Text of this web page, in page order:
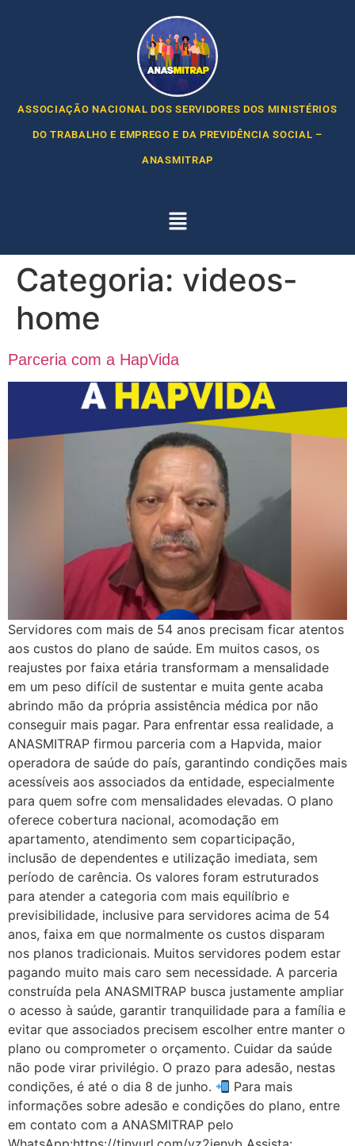
ASSOCIAÇÃO NACIONAL DOS SERVIDORES DOS MINISTÉRIOS
DO TRABALHO E EMPREGO E DA PREVIDÊNCIA SOCIAL –
ANASMITRAP
Categoria: videos-
home
Parceria com a HapVida
Servidores com mais de 54 anos precisam ficar atentos
aos custos do plano de saúde. Em muitos casos, os
reajustes por faixa etária transformam a mensalidade
em um peso difícil de sustentar e muita gente acaba
abrindo mão da própria assistência médica por não
conseguir mais pagar. Para enfrentar essa realidade, a
ANASMITRAP firmou parceria com a Hapvida, maior
operadora de saúde do país, garantindo condições mais
acessíveis aos associados da entidade, especialmente
para quem sofre com mensalidades elevadas. O plano
oferece cobertura nacional, acomodação em
apartamento, atendimento sem coparticipação,
inclusão de dependentes e utilização imediata, sem
período de carência. Os valores foram estruturados
para atender a categoria com mais equilíbrio e
previsibilidade, inclusive para servidores acima de 54
anos, faixa em que normalmente os custos disparam
nos planos tradicionais. Muitos servidores podem estar
pagando muito mais caro sem necessidade. A parceria
construída pela ANASMITRAP busca justamente ampliar
o acesso à saúde, garantir tranquilidade para a família e
evitar que associados precisem escolher entre manter o
plano ou comprometer o orçamento. Cuidar da saúde
não pode virar privilégio. O prazo para adesão, nestas
condições, é até o dia 8 de junho.
Para mais
informações sobre adesão e condições do plano, entre
em contato com a ANASMITRAP pelo